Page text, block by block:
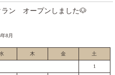
ン オープンしました🐶
8月
木 金 土
1